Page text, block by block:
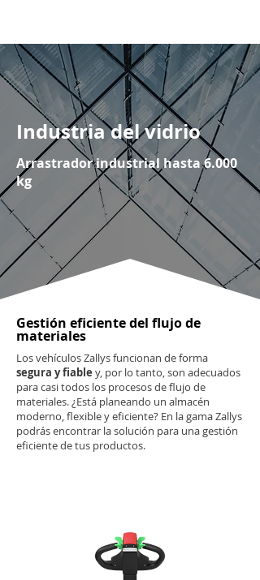
Industria del vidrio
Arrastrador industrial hasta 6.000
kg
Gestión eficiente del flujo de
materiales
Los vehículos Zallys funcionan de forma
segura y fiable y, por lo tanto, son adecuados
para casi todos los procesos de flujo de
materiales. ¿Está planeando un almacén
moderno, flexible y eficiente? En la gama Zallys
podrás encontrar la solución para una gestión
eficiente de tus productos.